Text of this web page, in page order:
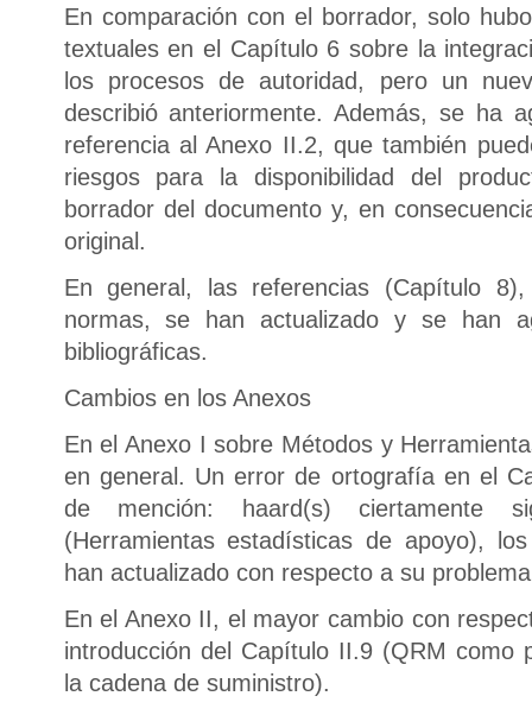
En comparación con el borrador, solo
textuales en el Capítulo 6 sobre la
los procesos de autoridad, pero un
describió anteriormente. Además, se ha
referencia al Anexo II.2, que también
riesgos para la disponibilidad del
borrador del documento y, en
original.
En general, las referencias (Capítulo
normas, se han actualizado y se han
bibliográficas.
Cambios en los Anexos
En el Anexo I sobre Métodos y
en general. Un error de ortografía en el
de mención: haard(s) ciertamente
(Herramientas estadísticas de apoyo),
han actualizado con respecto a su
En el Anexo II, el mayor cambio con
introducción del Capítulo II.9 (QRM como
la cadena de suministro).